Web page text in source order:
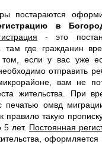
постараются
в
- это
там где гражданин
если у вас уже
отправить
вам не
жительства. При
печатью омвд
правило такую
5 лет. Постоянная